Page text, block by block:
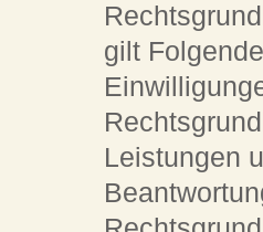
gilt
Leistungen